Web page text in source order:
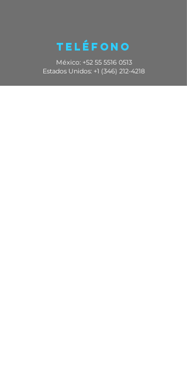
TelÉfono
México: +52 55 5516 0513
Estados Unidos: +1 (346) 212-4218